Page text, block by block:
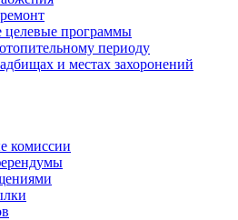
целевые программы
периоду
и местах захоронений
комиссии